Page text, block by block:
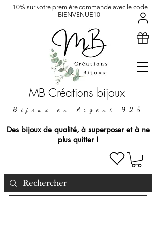
MB Créations bijoux
Bijoux en Argent 925
Des bijoux de qualité, à superposer et à ne
plus quitter !
-10% sur votre première commande avec le code
BIENVENUE10